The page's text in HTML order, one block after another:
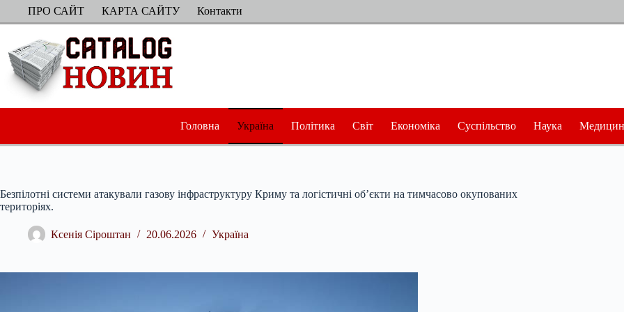
ПерейтиПРО САЙТ КАРТА САЙТУ Контакти
Головна Україна Політика Світ Економіка Суспільство Наука
Безпілотні системи атакували газову інфраструктуру Криму та логістичні об’єкти на тимчасово окупованих
територіях.
Ксенія Сіроштан 20.06.2026 Україна